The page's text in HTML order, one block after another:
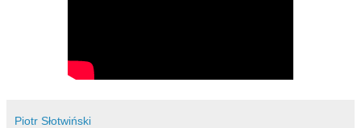
Piotr Słotwiński